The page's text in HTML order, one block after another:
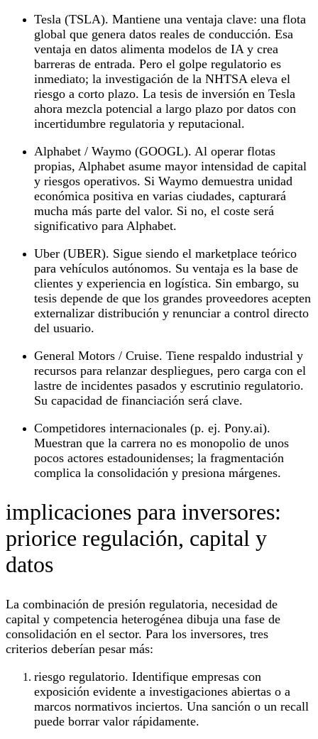
Tesla (TSLA). Mantiene una ventaja clave: una flota
global que genera datos reales de conducción. Esa
ventaja en datos alimenta modelos de IA y crea
barreras de entrada. Pero el golpe regulatorio es
inmediato; la investigación de la NHTSA eleva el
riesgo a corto plazo. La tesis de inversión en Tesla
ahora mezcla potencial a largo plazo por datos con
incertidumbre regulatoria y reputacional.
Alphabet / Waymo (GOOGL). Al operar flotas
propias, Alphabet asume mayor intensidad de capital
y riesgos operativos. Si Waymo demuestra unidad
económica positiva en varias ciudades, capturará
mucha más parte del valor. Si no, el coste será
significativo para Alphabet.
Uber (UBER). Sigue siendo el marketplace teórico
para vehículos autónomos. Su ventaja es la base de
clientes y experiencia en logística. Sin embargo, su
tesis depende de que los grandes proveedores acepten
externalizar distribución y renunciar a control directo
del usuario.
General Motors / Cruise. Tiene respaldo industrial y
recursos para relanzar despliegues, pero carga con el
lastre de incidentes pasados y escrutinio regulatorio.
Su capacidad de financiación será clave.
Competidores internacionales (p. ej. Pony.ai).
Muestran que la carrera no es monopolio de unos
pocos actores estadounidenses; la fragmentación
complica la consolidación y presiona márgenes.
implicaciones para inversores:
priorice regulación, capital y
datos
La combinación de presión regulatoria, necesidad de
capital y competencia heterogénea dibuja una fase de
consolidación en el sector. Para los inversores, tres
criterios deberían pesar más:
riesgo regulatorio. Identifique empresas con
exposición evidente a investigaciones abiertas o a
marcos normativos inciertos. Una sanción o un recall
puede borrar valor rápidamente.